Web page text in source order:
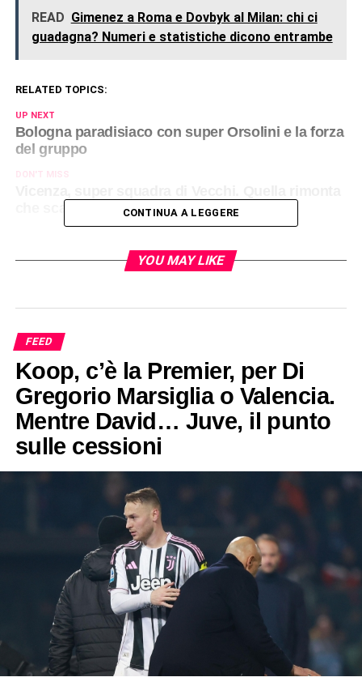
READ Gimenez a Roma e Dovbyk al Milan: chi ci
guadagna? Numeri e statistiche dicono entrambe
RELATED TOPICS:
UP NEXT
Bologna paradisiaco con super Orsolini e la forza
del gruppo
DON'T MISS
che scatena una città intera
CONTINUA A LEGGERE
YOU MAY LIKE
FEED
Koop, c’è la Premier, per Di
Gregorio Marsiglia o Valencia.
Mentre David… Juve, il punto
sulle cessioni